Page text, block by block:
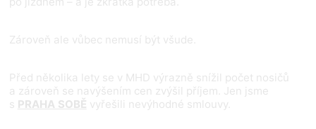
Zároveň ale vůbec nemusí být všude.
Před několika lety se v MHD výrazně snížil počet nosičů
a zároveň se navýšením cen zvýšil příjem. Jen jsme
s PRAHA SOBĚ vyřešili nevýhodné smlouvy.